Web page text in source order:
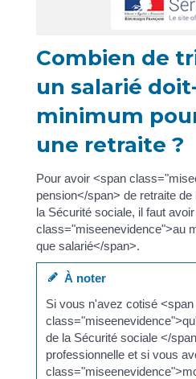
Combien de
un salarié
minimum
une retraite ?
Pour avoir <span
pension</span> de retraite
la Sécurité sociale, il faut
class="miseenevidence">au
que salarié</span>.
À noter
Si vous n'avez cotisé <span
de la Sécurité sociale </
professionnelle et si vous